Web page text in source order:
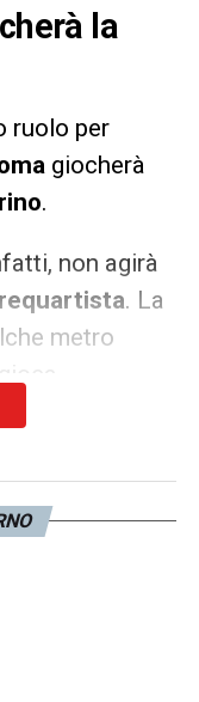
la
ruolo per
giocherà
.
non agirà
. La
metro
insieme